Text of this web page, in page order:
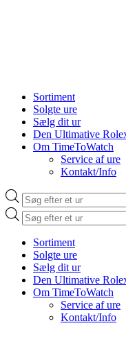
Sortiment
Solgte ure
Sælg dit ur
Den Ultimative
Om TimeToWatch
Service af ure
Kontakt/Info
Products
search
Products
search
Sortiment
Solgte ure
Sælg dit ur
Den Ultimative
Om TimeToWatch
Service af ure
Kontakt/Info